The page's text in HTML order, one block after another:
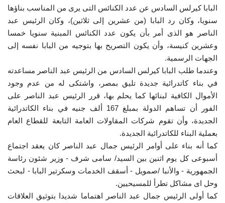
البابا كيرلس السادس عن عدد الكنائس التى يرى من المناسب بناؤها
سنويا، وكان رد البابا (من عشرين إلى ثلاثين)، وكان الرئيس عبد
الناصر هو الذى أمر بأن يكون عدد الكنائس المبنية سنويا خمسا
وعشرين كنيسة، وأن يكون التصريح بها بتوجيه من البابا نفسه إلى
الجهات الرسمية.
وعندما طلب البابا كيرلس السادس من الرئيس عبد الناصر مساعدته
في بناء كاتدرائية جديدة تليق بمصر، واشتكى له من عدم وجود
الأموال الكافية لبنائها كما يحلم بها، قرر الرئيس عبد الناصر على
الفور أن تساهم الدولة بمبلغ 167 ألف جنيه في بناء الكاتدرائية
الجديدة، وأن تقوم شركات المقاولات العامة التابعة للقطاع العام
بعملية البناء للكاتدرائية الجديدة.
كما أنه بناء على أوامر الرئيس جمال عبد الناصر كان يعقد اجتماع
أسبوعى كل يوم اثنين بين السيد/ سامى شرف - وزير شئون رئاسة
الجمهورية - والأنبا /صمويل - أسقف الخدمات وسكرتير البابا - لبحث
وحل اى مشاكل تطرأ للمسيحيين.
كما أولى الرئيس جمال عبد الناصر اهتماما شديدا بتوثيق العلاقات